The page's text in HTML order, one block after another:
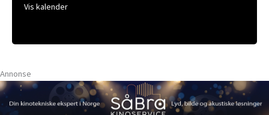
Vis kalender
Annonse